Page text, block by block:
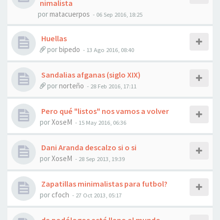
nimalista
pormatacuerpos - 06 Sep 2016, 18:25
Huellas
porbipedo - 13 Ago 2016, 08:40
Sandalias afganas (siglo XIX)
pornorteño - 28 Feb 2016, 17:11
Pero qué "listos" nos vamos a volver
porXoseM - 15 May 2016, 06:36
Dani Aranda descalzo si o si
porXoseM - 28 Sep 2013, 19:39
Zapatillas minimalistas para futbol?
por cfoch - 27 Oct 2013, 05:17